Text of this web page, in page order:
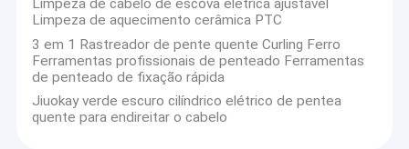
Limpeza de cabelo de escova elétrica ajustável
Limpeza de aquecimento cerâmica PTC
3 em 1 Rastreador de pente quente Curling Ferro
Ferramentas profissionais de penteado Ferramentas
de penteado de fixação rápida
Jiuokay verde escuro cilíndrico elétrico de pentea
quente para endireitar o cabelo